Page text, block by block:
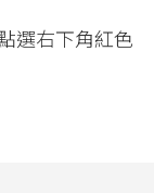
選右下角紅色